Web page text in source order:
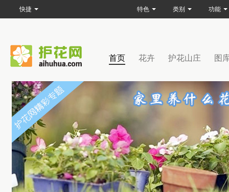
首页 花卉 护花山庄 图
快捷 特色 类别 功能